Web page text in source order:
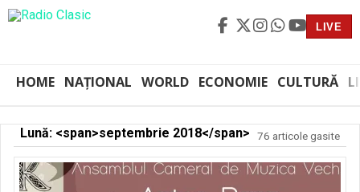
LIVE
HOME NAȚIONAL WORLD ECONOMIE CULTURĂ
Lună: <span>septembrie 2018</span> 76 articole gasite